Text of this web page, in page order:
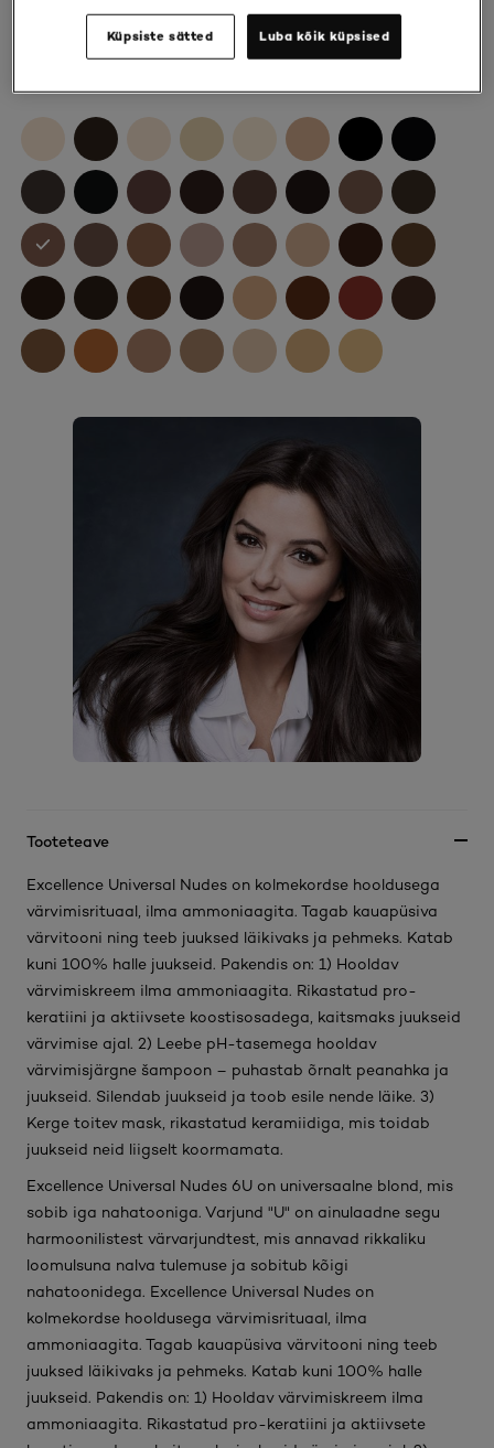
Tooteteave
Excellence Universal Nudes on kolmekordse hooldusega
värvimisrituaal, ilma ammoniaagita. Tagab kauapüsiva
värvitooni ning teeb juuksed läikivaks ja pehmeks. Katab
kuni 100% halle juukseid. Pakendis on: 1) Hooldav
värvimiskreem ilma ammoniaagita. Rikastatud pro-
keratiini ja aktiivsete koostisosadega, kaitsmaks juukseid
värvimise ajal. 2) Leebe pH-tasemega hooldav
värvimisjärgne šampoon – puhastab õrnalt peanahka ja
juukseid. Silendab juukseid ja toob esile nende läike. 3)
Kerge toitev mask, rikastatud keramiidiga, mis toidab
juukseid neid liigselt koormamata.
Excellence Universal Nudes 6U on universaalne blond, mis
sobib iga nahatooniga. Varjund "U" on ainulaadne segu
harmoonilistest värvarjundtest, mis annavad rikkaliku
loomulsuna nalva tulemuse ja sobitub kõigi
nahatoonidega. Excellence Universal Nudes on
kolmekordse hooldusega värvimisrituaal, ilma
ammoniaagita. Tagab kauapüsiva värvitooni ning teeb
juuksed läikivaks ja pehmeks. Katab kuni 100% halle
juukseid. Pakendis on: 1) Hooldav värvimiskreem ilma
ammoniaagita. Rikastatud pro-keratiini ja aktiivsete
Küpsiste sätted Luba kõik küpsised